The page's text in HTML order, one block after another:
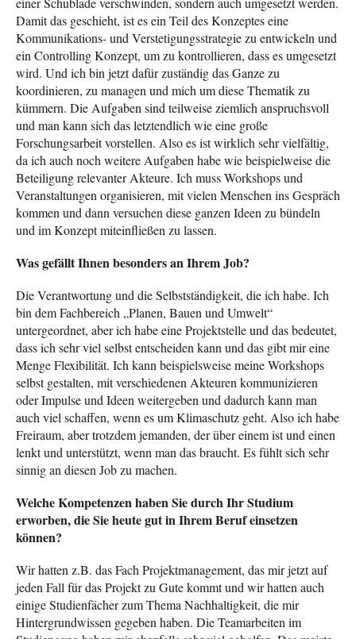
Damit das geschieht, ist es ein Teil des Konzeptes eine
Kommunikations- und Verstetigungsstrategie zu entwickeln und
ein Controlling Konzept, um zu kontrollieren, dass es umgesetzt
wird. Und ich bin jetzt dafür zuständig das Ganze zu
koordinieren, zu managen und mich um diese Thematik zu
kümmern. Die Aufgaben sind teilweise ziemlich anspruchsvoll
und man kann sich das letztendlich wie eine große
Forschungsarbeit vorstellen. Also es ist wirklich sehr vielfältig,
da ich auch noch weitere Aufgaben habe wie beispielweise die
Beteiligung relevanter Akteure. Ich muss Workshops und
Veranstaltungen organisieren, mit vielen Menschen ins Gespräch
kommen und dann versuchen diese ganzen Ideen zu bündeln
und im Konzept miteinfließen zu lassen.
Was gefällt Ihnen besonders an Ihrem Job?
Die Verantwortung und die Selbstständigkeit, die ich habe. Ich
bin dem Fachbereich „Planen, Bauen und Umwelt“
untergeordnet, aber ich habe eine Projektstelle und das bedeutet,
dass ich sehr viel selbst entscheiden kann und das gibt mir eine
Menge Flexibilität. Ich kann beispielsweise meine Workshops
selbst gestalten, mit verschiedenen Akteuren kommunizieren
oder Impulse und Ideen weitergeben und dadurch kann man
auch viel schaffen, wenn es um Klimaschutz geht. Also ich habe
Freiraum, aber trotzdem jemanden, der über einem ist und einen
lenkt und unterstützt, wenn man das braucht. Es fühlt sich sehr
sinnig an diesen Job zu machen.
Welche Kompetenzen haben Sie durch Ihr Studium
erworben, die Sie heute gut in Ihrem Beruf einsetzen
können?
Wir hatten z.B. das Fach Projektmanagement, das mir jetzt auf
jeden Fall für das Projekt zu Gute kommt und wir hatten auch
einige Studienfächer zum Thema Nachhaltigkeit, die mir
Hintergrundwissen gegeben haben. Die Teamarbeiten im